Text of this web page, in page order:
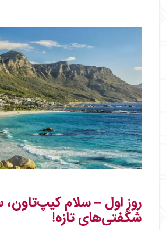
روز نهم – خداحافظی با آفریقای
روز اول – سلام کیپ‌تاون،
شگفتی‌های تازه!